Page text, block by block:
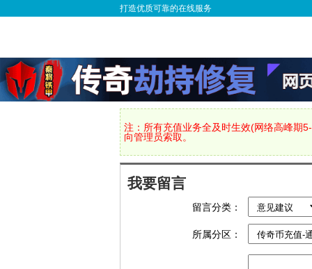
打造优质可靠的在线服务
注：所有充值业务全及时生效(网络高峰期
向管理员索取。
我要留言
留言分类：
所属分区：